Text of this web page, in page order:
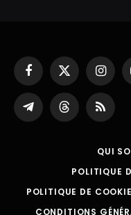
Facebook
X
(Twitter)
Partager
sur
ThreadsRSS
QUI
POLITIQUE
POLITIQUE DE
CONDITIONS